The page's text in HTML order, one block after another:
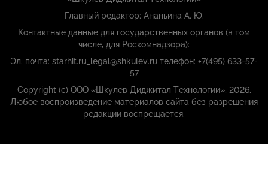
Главный редактор: Ананьина А. Ю.
Контактные данные для государственных органов (в том
числе, для Роскомнадзора):
Эл. почта: starhit.ru_legal@shkulev.ru телефон: +7(495) 633-57-
57
Copyright (с) ООО «Шкулёв Диджитал Технологии», 2026.
Любое воспроизведение материалов сайта без разрешения
редакции воспрещается.